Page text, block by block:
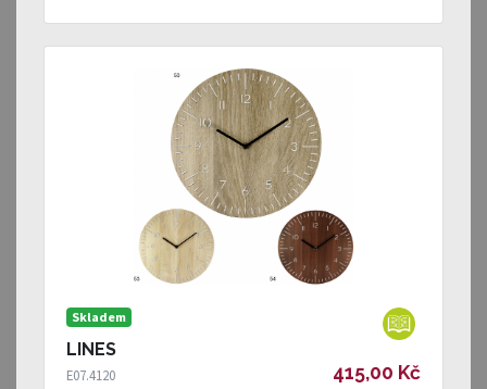
Skladem
LINES
E07.4120 415,00 Kč